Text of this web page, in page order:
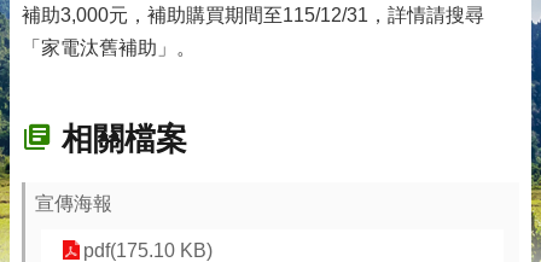
補助3,000元，補助購買期間至115/12/31，詳情請搜尋
「家電汰舊補助」。
相關檔案
宣傳海報
pdf(175.10 KB)